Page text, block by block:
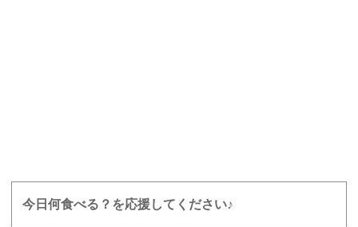
今日何食べる？を応援してください♪